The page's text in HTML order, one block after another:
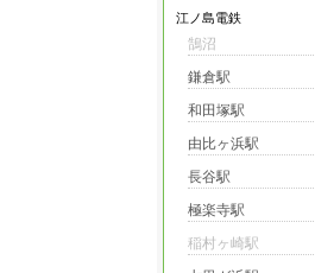
江ノ島電鉄
鵠沼
鎌倉駅
和田塚駅
由比ヶ浜駅
長谷駅
極楽寺駅
稲村ヶ崎駅